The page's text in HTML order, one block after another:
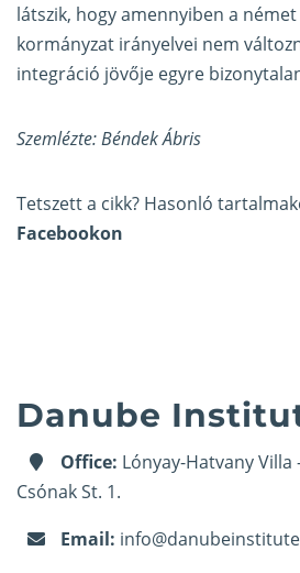
látszik, hogy amennyiben a
kormányzat irányelvei nem
integráció jövője egyre
Szemlézte: Béndek Ábris
Tetszett a cikk? Hasonló
Facebookon
Danube
Office: Lónyay-Hatvany Villa
Csónak St. 1.
Email: